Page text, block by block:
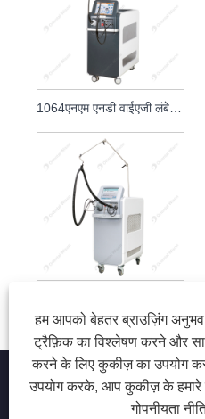
1064एनएम एनडी वाईएजी लंबे स्पंदित लेजर बाल निकालना
हम आपको बेहतर ब्राउज़िंग
ट्रैफ़िक का विश्लेषण करने और
करने के लिए कुकीज़ का उपयोग
उपयोग करके, आप कुकीज़ के हमारे
गोपनीयता